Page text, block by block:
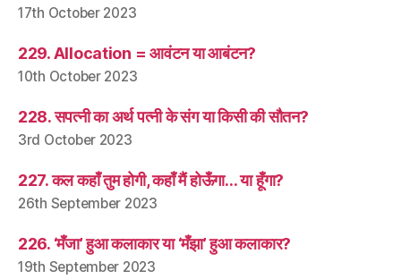
17th October 2023
229. Allocation = आवंटन या आबंटन?
10th October 2023
228. सपत्नी का अर्थ पत्नी के संग या किसी की सौतन?
3rd October 2023
227. कल कहाँ तुम होगी, कहाँ मैं होऊँगा… या हूँगा?
26th September 2023
226. ‘मँजा’ हुआ कलाकार या ‘मँझा’ हुआ कलाकार?
19th September 2023